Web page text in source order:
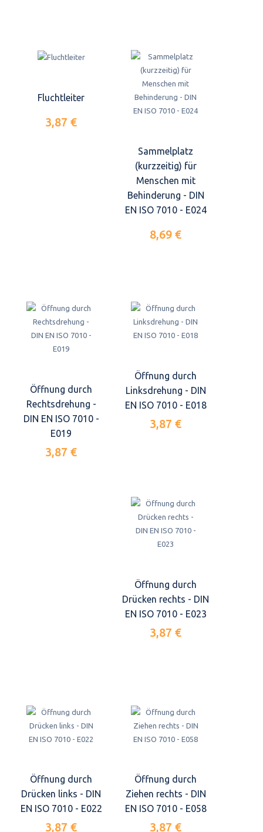
Fluchtleiter
3,87 €
Sammelplatz
(kurzzeitig) für
Menschen mit
Behinderung - DIN
EN ISO 7010 - E024
8,69 €
Öffnung durch
Rechtsdrehung -
DIN EN ISO 7010 -
E019
3,87 €
Öffnung durch
Linksdrehung - DIN
EN ISO 7010 - E018
3,87 €
Öffnung durch
Drücken rechts - DIN
EN ISO 7010 - E023
3,87 €
Öffnung durch
Drücken links - DIN
EN ISO 7010 - E022
3,87 €
Öffnung durch
Ziehen rechts - DIN
EN ISO 7010 - E058
3,87 €